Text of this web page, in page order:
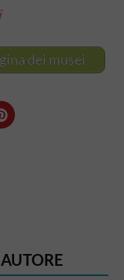
dei musei